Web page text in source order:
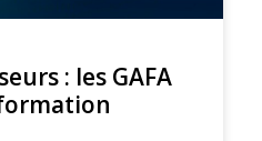
: les GAFA